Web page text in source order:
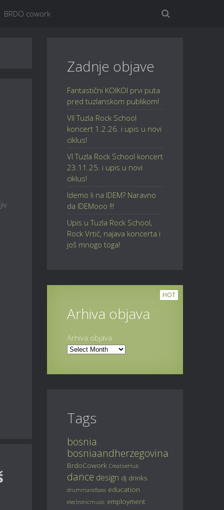
BRDO cowork
Zadnje objave
Fantastični KOIKOI prvi puta
pred tuzlanskom publikom!
VII Tuzla Rock School
koncert 1.2.26. i upis u novi
ciklus!
VI Tuzla Rock School koncert
23.11.25. i upis u novi
ciklus!
Idemo li na IDEM? Naravno
da IDEMooo !!!
Upis u Tuzla Rock School,
Rock Vrtić, najava koncerta i
još mnogo toga!
HOT
Arhiva objava
Arhiva objava
Tags
bosnia
bosniaandherzegovina
BrdoCowork CreativeHub
dance design dj drinks
drummandbass education
electronicmusic employment